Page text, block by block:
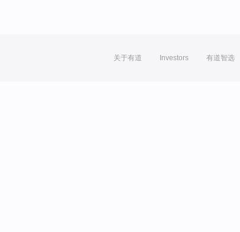
关于有道 Investors 有道智选